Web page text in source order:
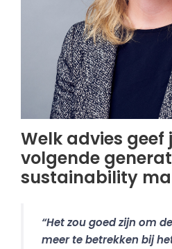
Welk advies geef
volgende
sustainability
“Het zou goed zijn om
meer te betrekken bij